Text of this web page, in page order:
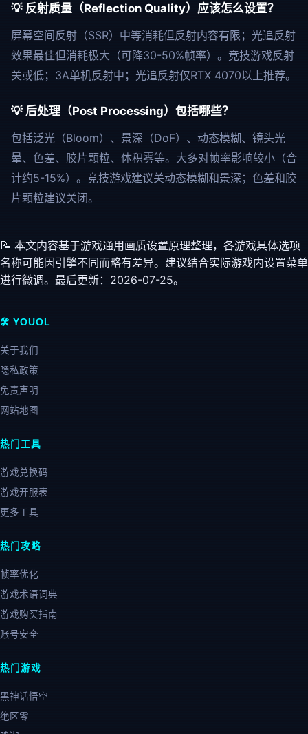
💡 反射质量（Reflection Quality）应该怎么设置？
屏幕空间反射（SSR）中等消耗但反射内容有限；光追反射
效果最佳但消耗极大（可降30-50%帧率）。竞技游戏反射
关或低；3A单机反射中；光追反射仅RTX 4070以上推荐。
💡 后处理（Post Processing）包括哪些？
包括泛光（Bloom）、景深（DoF）、动态模糊、镜头光
晕、色差、胶片颗粒、体积雾等。大多对帧率影响较小（合
计约5-15%）。竞技游戏建议关动态模糊和景深；色差和胶
片颗粒建议关闭。
📝 本文内容基于游戏通用画质设置原理整理，各游戏具体选项
名称可能因引擎不同而略有差异。建议结合实际游戏内设置菜单
进行微调。最后更新：2026-07-25。
🛠️ YOUOL
关于我们
隐私政策
免责声明
网站地图
热门工具
游戏兑换码
游戏开服表
更多工具
热门攻略
帧率优化
游戏术语词典
游戏购买指南
账号安全
热门游戏
黑神话悟空
绝区零